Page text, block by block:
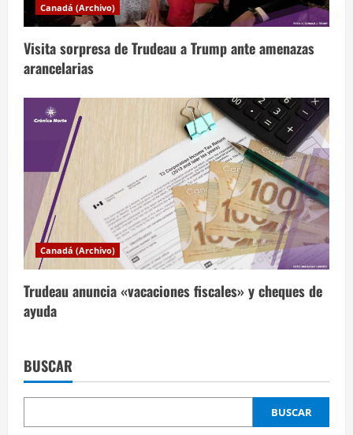
a
s
Canadá (Archivo)
Visita sorpresa de Trudeau a Trump ante amenazas
arancelarias
Canadá (Archivo)
Trudeau anuncia «vacaciones fiscales» y cheques de
ayuda
BUSCAR
BUSCAR